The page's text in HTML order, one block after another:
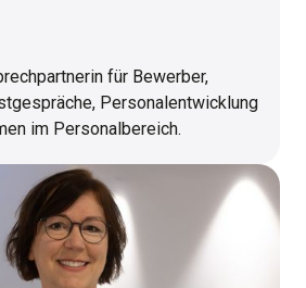
für Bewerber,
Personalentwicklung
im Personalbereich.